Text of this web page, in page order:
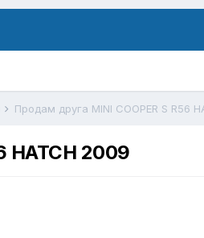
Продам друга MINI COOPER S R56
HATCH 2009